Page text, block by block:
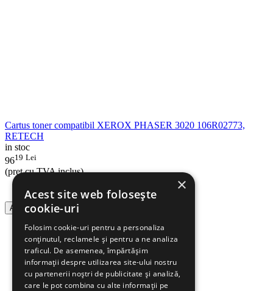
Cartus toner compatibil XEROX PHASER 3020 106R02773,
RETECH
in stoc
9619 Lei
(pret cu TVA inclus)
Adauga in cos
×
Acest site web folosește
cookie-uri
Folosim cookie-uri pentru a personaliza
conținutul, reclamele și pentru a ne analiza
traficul. De asemenea, împărtășim
informații despre utilizarea site-ului nostru
cu partenerii noștri de publicitate și analiză,
care le pot combina cu alte informații pe